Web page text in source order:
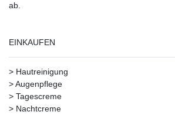
ab.
EINKAUFEN
> Hautreinigung
>Augenpflege
> Tagescreme
> Nachtcreme